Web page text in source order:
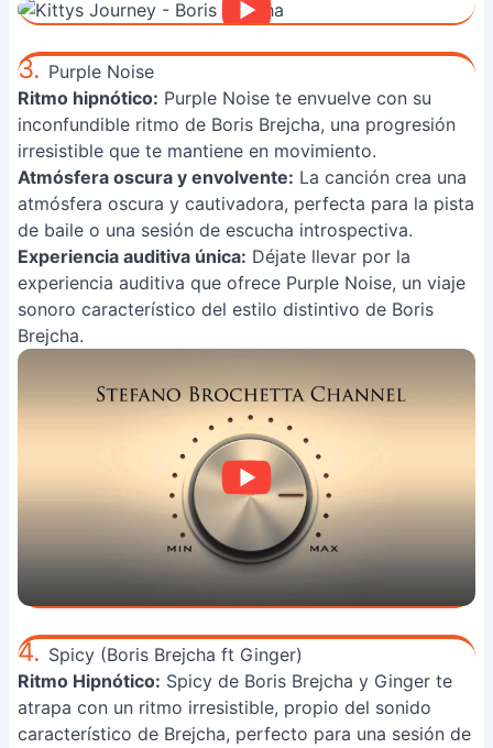
3. Purple Noise
Ritmo hipnótico: Purple Noise te envuelve con su
inconfundible ritmo de Boris Brejcha, una progresión
irresistible que te mantiene en movimiento.
Atmósfera oscura y envolvente: La canción crea una
atmósfera oscura y cautivadora, perfecta para la pista
de baile o una sesión de escucha introspectiva.
Experiencia auditiva única: Déjate llevar por la
experiencia auditiva que ofrece Purple Noise, un viaje
sonoro característico del estilo distintivo de Boris
Brejcha.
4. Spicy (Boris Brejcha ft Ginger)
Ritmo Hipnótico: Spicy de Boris Brejcha y Ginger te
atrapa con un ritmo irresistible, propio del sonido
característico de Brejcha, perfecto para una sesión de